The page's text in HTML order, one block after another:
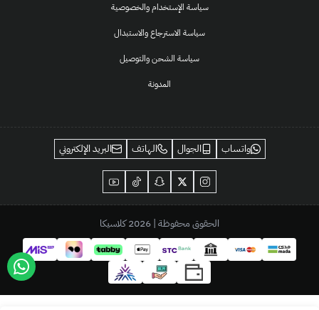
سياسة الإستخدام والخصوصية
سياسة الاسترجاع والاستبدال
سياسة الشحن والتوصيل
المدونة
واتساب الجوال الهاتف البريد الإلكتروني
الحقوق محفوظة | 2026 كلاسيكا